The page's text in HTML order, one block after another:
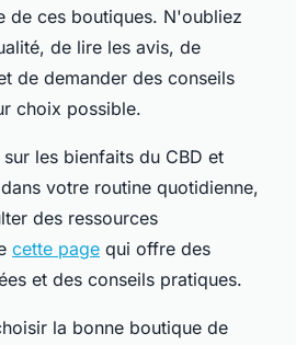
de ces boutiques. N'oubliez
de lire les avis, de
de demander des conseils
choix possible.
les bienfaits du CBD et
votre routine quotidienne,
des ressources
cette page qui offre des
et des conseils pratiques.
la bonne boutique de